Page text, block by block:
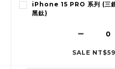
iPhone 15 PRO 系列 (三
黑鈦)
SALE